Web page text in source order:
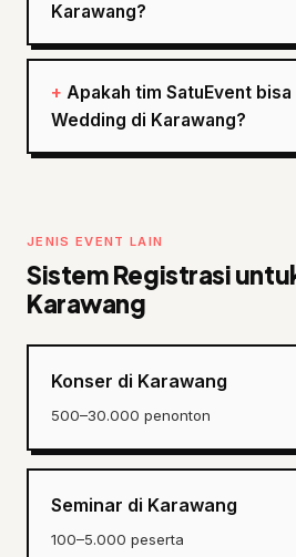
Karawang?
Apakah tim SatuEvent
Wedding di Karawang?
JENIS EVENT LAIN
Sistem Registrasi
Karawang
Konser di Karawang
500–30.000 penonton
Seminar di Karawang
100–5.000 peserta